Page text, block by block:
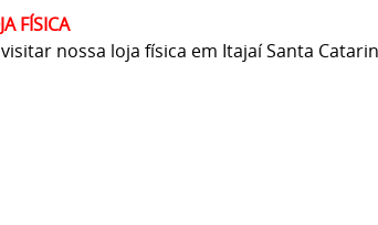
FÍSICA
nossa loja física em Itajaí Santa